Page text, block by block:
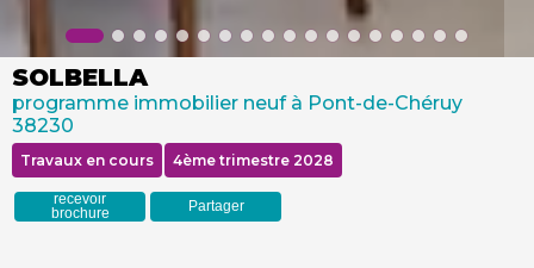
SOLBELLA
programme immobilier neuf à Pont-de-Chéruy
38230
Travaux en cours 4ème trimestre 2028
recevoir
brochure
Partager